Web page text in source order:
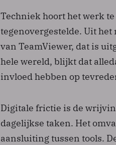
Techniek hoort het werk
tegenovergestelde. Uit
van TeamViewer, dat is
hele wereld, blijkt dat
invloed hebben op
Digitale frictie is de
dagelijkse taken. Het
aansluiting tussen tools.